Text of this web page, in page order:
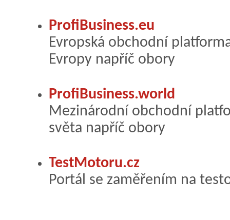
ProfiBusiness.eu
Evropská obchodní
Evropy napříč obory
ProfiBusiness.world
Mezinárodní obchodní
světa napříč obory
TestMotoru.cz
Portál se zaměřením na